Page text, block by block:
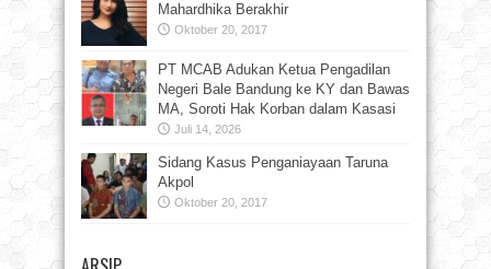
Mahardhika Berakhir
Oktober 20, 2017
PT MCAB Adukan Ketua Pengadilan
Negeri Bale Bandung ke KY dan Bawas
MA, Soroti Hak Korban dalam Kasasi
Juli 14, 2026
Sidang Kasus Penganiayaan Taruna
Akpol
Oktober 20, 2017